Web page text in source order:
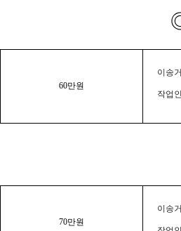
60만원
이송
작업
70만원
이송